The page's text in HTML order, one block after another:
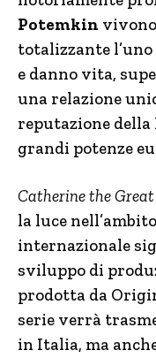
Potemkin
totalizzante l’uno
e danno vita,
una relazione
reputazione della
grandi potenze
Catherine the Great
la luce
internazionale
sviluppo di
prodotta da
serie verrà
in Italia, ma